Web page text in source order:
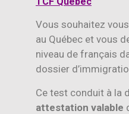
Vous souhaitez
au Québec et vous
niveau de français
dossier
Ce test conduit à la
attestation valable